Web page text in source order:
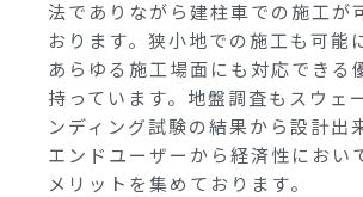
法でありながら建柱車での施工が
おります。狭小地での施工も可能
あらゆる施工場面にも対応できる
持っています。地盤調査もスウェ
ンディング試験の結果から設計出
エンドユーザーから経済性におい
メリットを集めております。